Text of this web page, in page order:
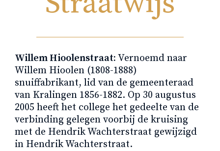
Willem Hioolenstraat: Vernoemd naar
Willem Hioolen (1808-1888)
snuiffabrikant, lid van de gemeenteraad
van Kralingen 1856-1882. Op 30 augustus
2005 heeft het college het gedeelte van de
verbinding gelegen voorbij de kruising
met de Hendrik Wachterstraat gewijzigd
in Hendrik Wachterstraat.